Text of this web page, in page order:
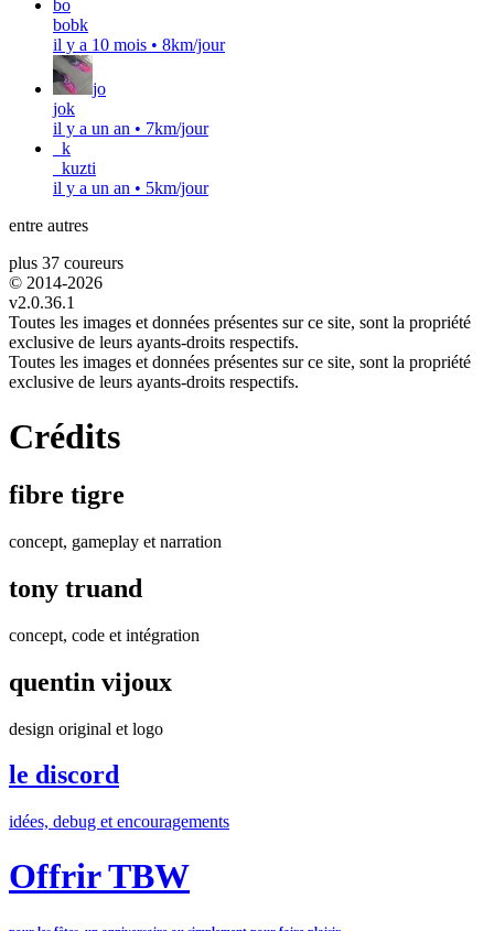
bo
bobk
il y a 10 mois • 8km/jour
jo
jok
il y a un an • 7km/jour
_k
_kuzti
il y a un an • 5km/jour
entre autres
plus 37 coureurs
© 2014-2026
v2.0.36.1
Toutes les images et données présentes sur ce site, sont la propriété
exclusive de leurs ayants-droits respectifs.
Toutes les images et données présentes sur ce site, sont la propriété
exclusive de leurs ayants-droits respectifs.
Crédits
fibre tigre
concept, gameplay et narration
tony truand
concept, code et intégration
quentin vijoux
design original et logo
le discord
idées, debug et encouragements
Offrir TBW